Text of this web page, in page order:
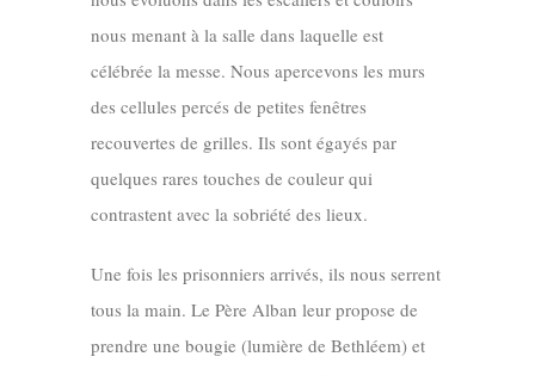
nous menant à la salle dans laquelle est
célébrée la messe. Nous apercevons les murs
des cellules percés de petites fenêtres
recouvertes de grilles. Ils sont égayés par
quelques rares touches de couleur qui
contrastent avec la sobriété des lieux.
Une fois les prisonniers arrivés, ils nous serrent
tous la main. Le Père Alban leur propose de
prendre une bougie (lumière de Bethléem) et